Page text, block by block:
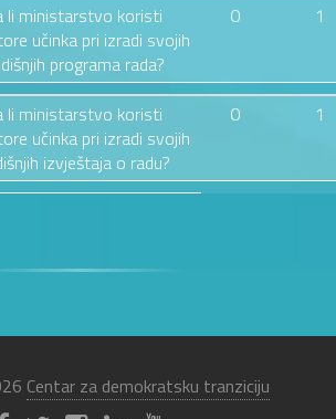
li ministarstvo koristi
učinka pri izradi svojih
programa rada?
0 1
li ministarstvo koristi
učinka pri izradi svojih
izvještaja o radu?
0 1
Centar za demokratsku tranziciju